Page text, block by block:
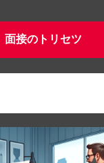
面接のトリセツ